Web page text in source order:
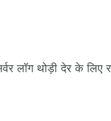
लॉग थोड़ी देर के